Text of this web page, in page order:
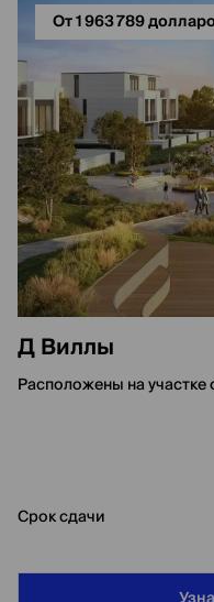
От 1 963 789
Д Виллы
Расположены на
Срок сдачи